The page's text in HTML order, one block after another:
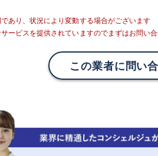
あり、状況により変動する場合がございます
ービスを提供されていますのでまずはお問い
この業者に問い